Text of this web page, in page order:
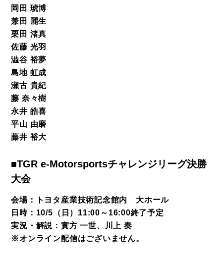
岡田 琥博
兼田 麗生
栗田 渚真
佐藤 光羽
澁谷 裕夢
島地 虹成
瀬古 貴紀
藤 奈々樹
永井 皓喜
平山 由磨
藤井 裕大
■TGR e-Motorsportsチャレンジリーグ決勝
大会
会場：トヨタ産業技術記念館内 大ホール
日時：10/5（日）11:00～16:00終了予定
実況・解説：實方 一世、川上 奏
※オンライン配信はございません。